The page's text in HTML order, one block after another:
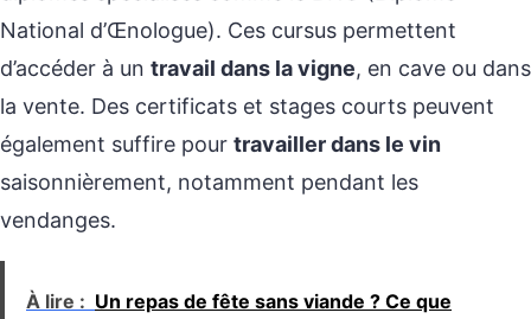
National d’Œnologue). Ces cursus permettent
d’accéder à un travail dans la vigne, en cave ou dans
la vente. Des certificats et stages courts peuvent
également suffire pour travailler dans le vin
saisonnièrement, notamment pendant les
vendanges.
À lire : Un repas de fête sans viande ? Ce que